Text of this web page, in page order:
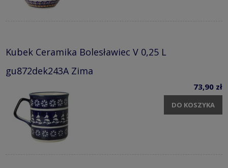
Kubek Ceramika Bolesławiec V 0,25 L
gu872dek243A Zima
73,90 zł
DO KOSZYKA